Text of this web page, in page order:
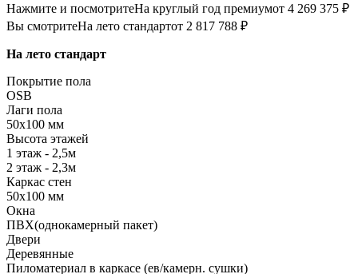
Нажмите и посмотритеНа круглый год премиумот 4 269 375 ₽
Вы смотритеНа лето стандартот 2 817 788 ₽
На лето стандарт
Покрытие пола
OSB
Лаги пола
50х100 мм
Высота этажей
1 этаж - 2,5м
2 этаж - 2,3м
Каркас стен
50х100 мм
Окна
ПВХ(однокамерный пакет)
Двери
Деревянные
Пиломатериал в каркасе (ев/камерн. сушки)